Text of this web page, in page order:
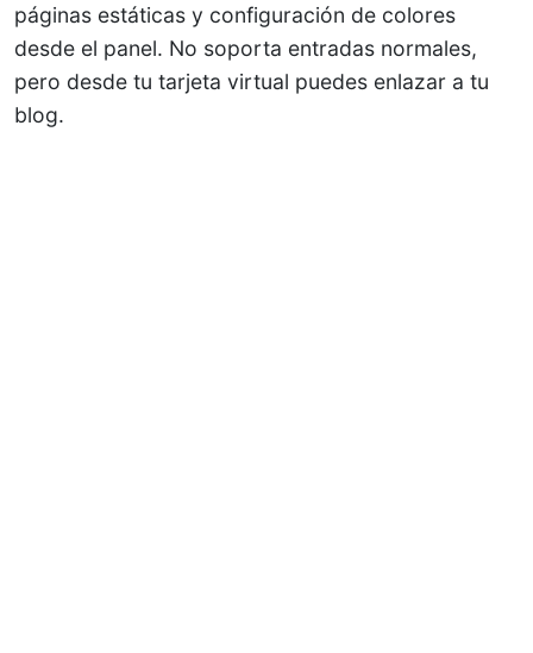
páginas estáticas y configuración de colores
desde el panel. No soporta entradas normales,
pero desde tu tarjeta virtual puedes enlazar a tu
blog.